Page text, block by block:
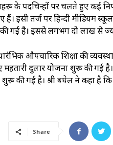
के पदचिन्हों पर चलते हुए कई
इसी तर्ज पर हिन्दी मीडियम
की गई है। इससे लगभग दो लाख से
औपचारिक शिक्षा की
महतारी दुलार योजना शुरू की
शुरू की गई है। श्री बघेल ने कहा है
Share